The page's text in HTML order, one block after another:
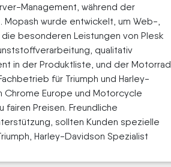
Management, während der
wurde entwickelt, um Web-,
besonderen Leistungen von Plesk
qualitativ
in der Produktliste, und der Motorrad
für Triumph und Harley-
Europe und Motorcycle
Preisen. Freundliche
sollten Kunden spezielle
Harley-Davidson Spezialist